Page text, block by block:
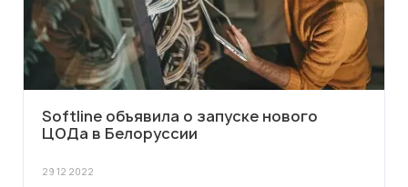
Softline объявила о запуске нового
ЦОДа в Белоруссии
29 12 2022